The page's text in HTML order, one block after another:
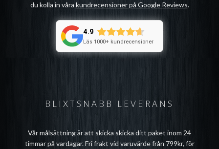
BLIXTSNABB LEVERANS
Vår målsättning är att skicka skicka ditt paket inom 24
timmar på vardagar. Fri frakt vid varuvärde från 799kr, för
du kolla in våra kundrecensioner på Google Reviews.
4.9
Läs 1000+ kundrecensioner